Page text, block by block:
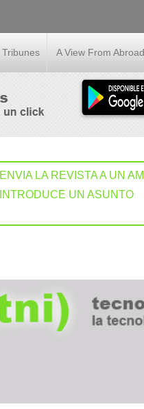
Tribunes A View From Abroad
ENVIA LA REVISTA A UN
INTRODUCE UN ASUNTO